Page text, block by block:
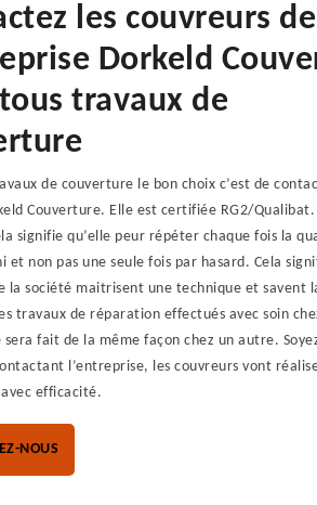
les couvreurs de
Dorkeld
travaux de
de couverture le bon choix c’est de
Couverture. Elle est certifiée RG2/
signifie qu’elle peur répéter chaque fois la
et non pas une seule fois par hasard. Cela
la société maitrisent une technique et savent
travaux de réparation effectués avec soin
fait de la même façon chez un autre.
l’entreprise, les couvreurs vont
efficacité.
NOUS